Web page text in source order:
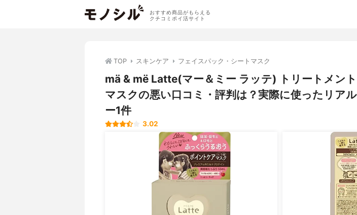
おすすめ商品がもらえる
クチコミポイ活サイト
TOP スキンケア フェイスパック・シートマスク
mä & më Latte(マー＆ミー ラッテ) トリートメン
マスクの悪い口コミ・評判は？実際に使ったリア
ー1件
3.02